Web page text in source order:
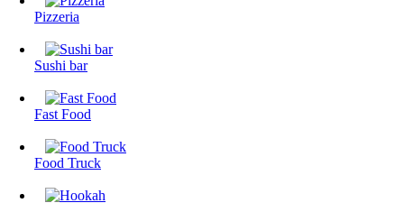
Pizzeria
Sushi bar
Fast Food
Food Truck